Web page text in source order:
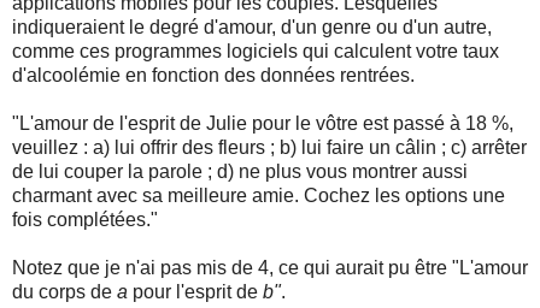
indiqueraient le degré d'amour, d'un genre ou d'un autre,
comme ces programmes logiciels qui calculent votre taux
d'alcoolémie en fonction des données rentrées.
"L'amour de l'esprit de Julie pour le vôtre est passé à 18 %,
veuillez : a) lui offrir des fleurs ; b) lui faire un câlin ; c) arrêter
de lui couper la parole ; d) ne plus vous montrer aussi
charmant avec sa meilleure amie. Cochez les options une
fois complétées."
Notez que je n'ai pas mis de 4, ce qui aurait pu être "L'amour
du corps de a pour l'esprit de b".